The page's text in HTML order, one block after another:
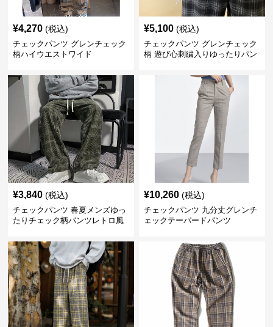
¥4,270 (税込)
チェックパンツ グレンチェック
柄ハイウエストワイド
¥5,100 (税込)
チェックパンツ グレンチェック
柄 遊び心刺繍入りゆったりパン
¥3,840 (税込)
チェックパンツ 春夏メンズゆっ
たりチェック柄パンツレトロ風
¥10,260 (税込)
チェックパンツ 九分丈グレンチ
ェックテーパードパンツ